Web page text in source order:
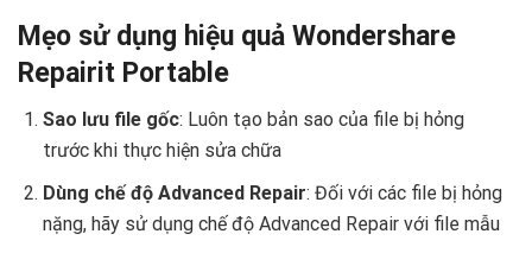
Mẹo sử dụng hiệu quả Wondershare
Repairit Portable
Sao lưu file gốc: Luôn tạo bản sao của file bị hỏng
trước khi thực hiện sửa chữa
Dùng chế độ Advanced Repair: Đối với các file bị hỏng
nặng, hãy sử dụng chế độ Advanced Repair với file mẫu